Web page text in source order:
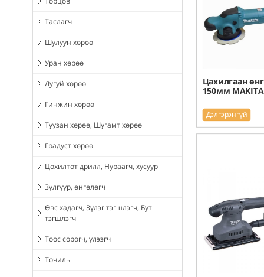
Таслагч
Шулуун хөрөө
Уран хөрөө
Дугуй хөрөө
Гинжин хөрөө
Туузан хөрөө, Шугамт хөрөө
Градуст хөрөө
Цохилтот дрилл, Нураагч, хусуур
Зүлгүүр, өнгөлөгч
Өвс хадагч, Зүлэг тэгшлэгч, Бут
тэгшлэгч
Тоос сорогч, үлээгч
Точиль
Цахилгаан
150мм MAKITA
Дэлгэрэнгүй